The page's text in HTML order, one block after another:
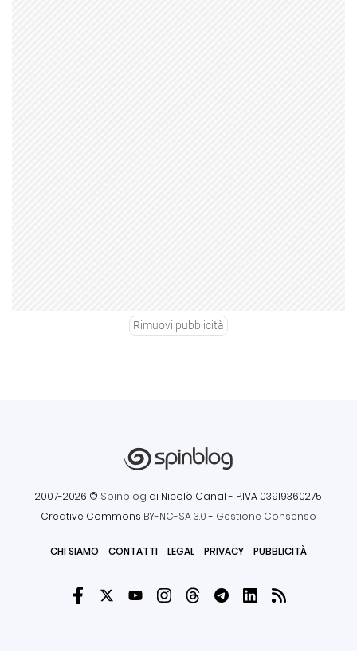
Rimuovi pubblicità
2007-2026 © Spinblog di Nicolò Canal - P.IVA 03919360275
Creative Commons BY-NC-SA 3.0- Gestione Consenso
CHI SIAMO CONTATTI LEGAL PRIVACY PUBBLICITÀ